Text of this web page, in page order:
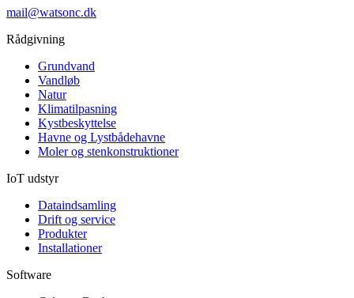
mail@watsonc.dk
Rådgivning
Grundvand
Vandløb
Natur
Klimatilpasning
Kystbeskyttelse
Havne og Lystbådehavne
Moler og stenkonstruktioner
IoT udstyr
Dataindsamling
Drift og service
Produkter
Installationer
Software